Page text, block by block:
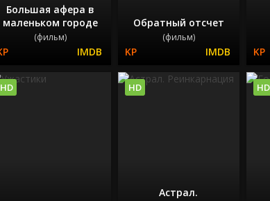
Большая афера в
маленьком городе
(фильм)
Обратный отсчет
(фильм)
HD
Астрал.
HD HD